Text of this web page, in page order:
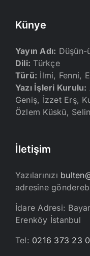
Künye
Yayın Adı: Düşün-
Dili: Türkçe
Türü: İlmi, Fenni,
Yazı İşleri Kurulu:
Geniş, İzzet Erş,
Özlem Küskü,
İletişim
Yazılarınızı
adresine
İdare Adresi:
Erenköy İstanbul
Tel: 0216 373 23